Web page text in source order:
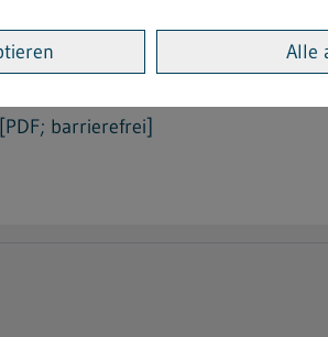
zuständige Behörde
Die Veröffentlichung erfolgt
barrierefrei]
Alle